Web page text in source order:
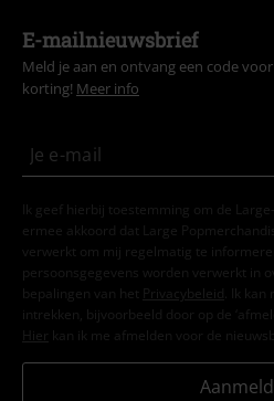
E-mailnieuwsbrief
Meld je aan en ontvang een code voor
korting! Meer info
Ik geef hierbij toestemming om de
ermee akkoord dat Large
verwerkt om mij regelmatig te
persoonsgegevens worden verwerkt in
bepalingen van het
Privacybeleid . Ik
intrekken, bijvoorbeeld door op de
Hier kan ik me afmelden voor de